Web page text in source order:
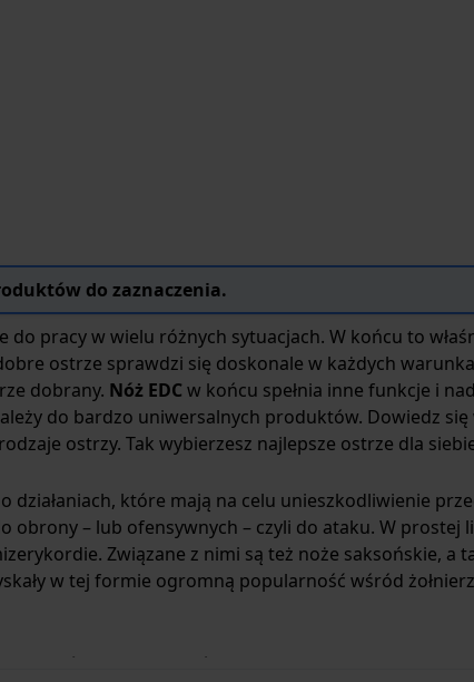
do zaznaczenia.
pracy w wielu różnych sytuacjach. W końcu to
ostrze sprawdzi się doskonale w każdych
dobrany. Nóż EDC w końcu spełnia inne funkcje i
do bardzo uniwersalnych produktów. Dowiedz się
ostrzy. Tak wybierzesz najlepsze ostrze dla
działaniach, które mają na celu unieszkodliwienie
obrony – lub ofensywnych – czyli do ataku. W prostej
Związane z nimi są też noże saksońskie, a
w tej formie ogromną popularność wśród
. W końcu to jednocześnie bardzo praktyczne